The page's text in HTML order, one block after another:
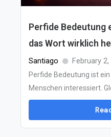
Perfide Bedeutung
das Wort wirklich
Santiago February 2,
Perfide Bedeutung ist
Menschen interessiert.